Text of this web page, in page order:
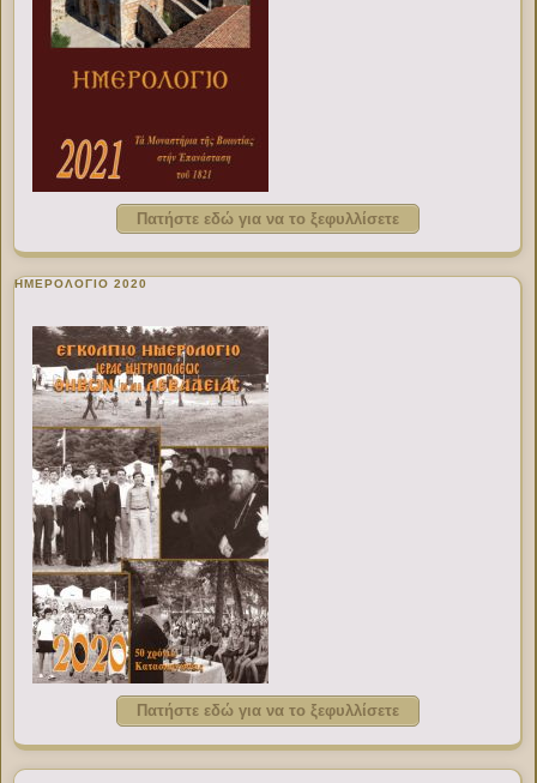
Πατήστε εδώ για να το ξεφυλλίσετε
ΗΜΕΡΟΛΟΓΙΟ 2020
Πατήστε εδώ για να το ξεφυλλίσετε